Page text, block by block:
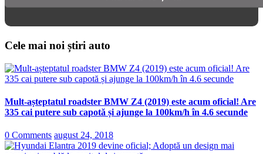
Cele mai noi știri auto
Mult-așteptatul roadster BMW Z4 (2019) este acum oficial! Are
335 cai putere sub capotă și ajunge la 100km/h în 4.6 secunde
0 Comments august 24, 2018